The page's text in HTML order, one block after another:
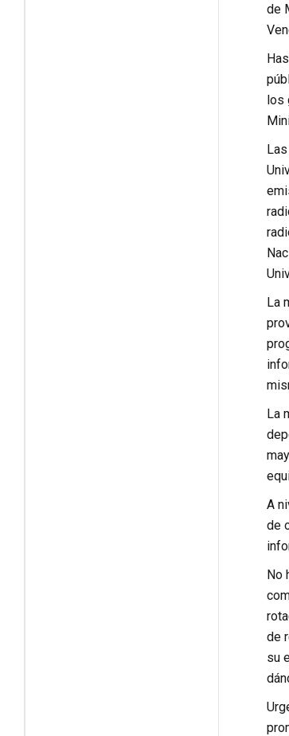
de
los
La
La
A
de
No
de
su